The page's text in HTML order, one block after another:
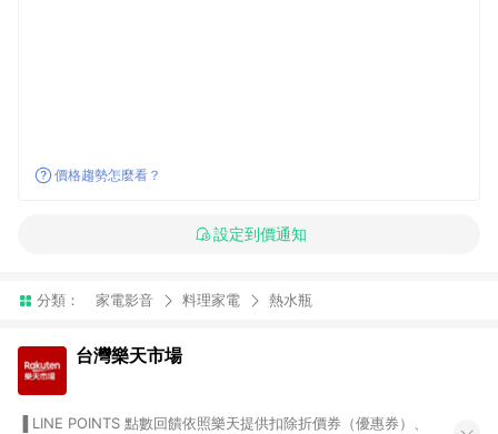
價格趨勢怎麼看？
設定到價通知
分類： 家電影音 料理家電 熱水瓶
台灣樂天市場